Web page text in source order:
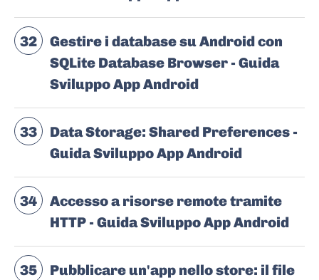
32
Gestire i database su Android con
SQLite Database Browser - Guida
Sviluppo App Android
33
Data Storage: Shared Preferences -
Guida Sviluppo App Android
34
Accesso a risorse remote tramite
HTTP - Guida Sviluppo App Android
35
Pubblicare un'app nello store: il file